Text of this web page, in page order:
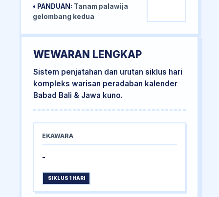
• PANDUAN: Tanam palawija
gelombang kedua
WEWARAN LENGKAP
Sistem penjatahan dan urutan siklus hari
kompleks warisan peradaban kalender
Babad Bali & Jawa kuno.
EKAWARA
-
SIKLUS 1 HARI